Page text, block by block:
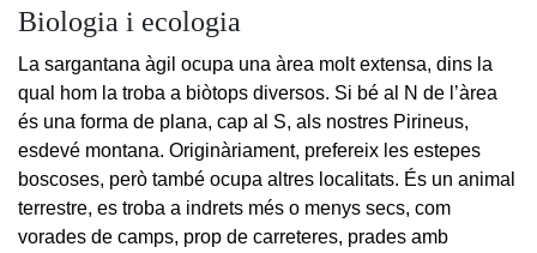
Biologia i ecologia
La sargantana àgil ocupa una àrea molt extensa, dins la
qual hom la troba a biòtops diversos. Si bé al N de l’àrea
és una forma de plana, cap al S, als nostres Pirineus,
esdevé montana. Originàriament, prefereix les estepes
boscoses, però també ocupa altres localitats. És un animal
terrestre, es troba a indrets més o menys secs, com
vorades de camps, prop de carreteres, prades amb